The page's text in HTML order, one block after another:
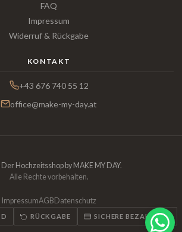
FAQ
Impressum
Widerruf & Rückgabe
KONTAKT
+43 676 740 55 12
office@make-my-day.at
Der Hochzeitsshop by MAKE MY DAY.
Alle Rechte vorbehalten.
ImpressumAGB Datenschutz
RÜCKGABE SICHERE BEZAHLUNG